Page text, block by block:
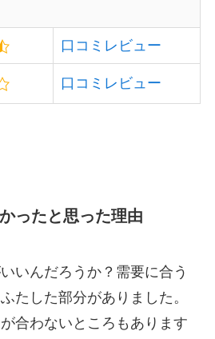
口コミレビュー
口コミレビュー
ったと思った理由
いんだろうか？需要に合う
たした部分がありました。
合わないところもあります